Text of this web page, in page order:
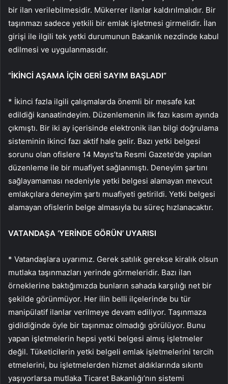
bir ilan verilebilmesidir. Mükerrer ilanlar kaldırılmalıdır. Bir
taşınmazı sadece yetkili bir emlak işletmesi girmelidir. İlan
girişi ile ilgili tek yetki durumunun Bakanlık nezdinde kabul
edilmesi ve uygulanmasıdır.
“İKİNCİ AŞAMA İÇİN GERİ SAYIM BAŞLADI”
* İkinci fazla ilgili çalışmalarda önemli bir mesafe kat
edildiği kanaatindeyim. Düzenlemenin ilk fazı kasım ayında
çıkmıştı. Bir iki ay içerisinde elektronik ilan bilgi doğrulama
sisteminin ikinci fazı aktif hale gelir. Bazı yetki belgesi
sorunu olan ofislere 14 Mayıs’ta Resmi Gazete’de yapılan
düzenleme ile bir muafiyet sağlanmıştı. Deneyim şartını
sağlayamaması nedeniyle yetki belgesi alamayan mevcut
emlakçılara deneyim şartı muafiyeti getirildi. Yetki belgesi
alamayan ofislerin belge almasıyla bu süreç hızlanacaktır.
VATANDAŞA ‘YERİNDE GÖRÜN’ UYARISI
* Vatandaşlara uyarımız. Gerek satılık gerekse kiralık olsun
mutlaka taşınmazları yerinde görmeleridir. Bazı ilan
örneklerine baktığımızda bunların sahada karşılığı net bir
şekilde görünmüyor. Her ilin belli ilçelerinde bu tür
manipülatif ilanlar verilmeye devam ediliyor. Taşınmaza
gidildiğinde öyle bir taşınmaz olmadığı görülüyor. Bunu
yapan işletmelerin hepsi yetki belgesi almış işletmeler
değil. Tüketicilerin yetki belgeli emlak işletmelerini tercih
etmelerini, bu işletmelerden hizmet aldıklarında sıkıntı
yaşıyorlarsa mutlaka Ticaret Bakanlığı’nın sistemi